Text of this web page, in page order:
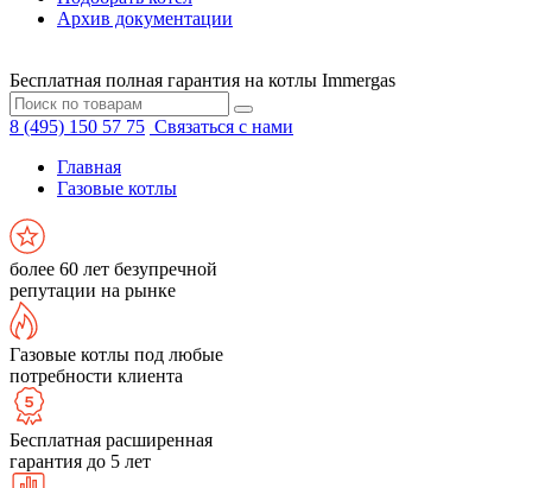
Архив документации
Бесплатная полная гарантия на котлы Immergas
8 (495) 150 57 75 Связаться с нами
Главная
Газовые котлы
более 60 лет безупречной
репутации на рынке
Газовые котлы под любые
потребности клиента
Бесплатная расширенная
гарантия до 5 лет